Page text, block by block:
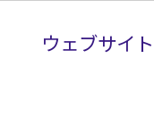
ウェブサイ